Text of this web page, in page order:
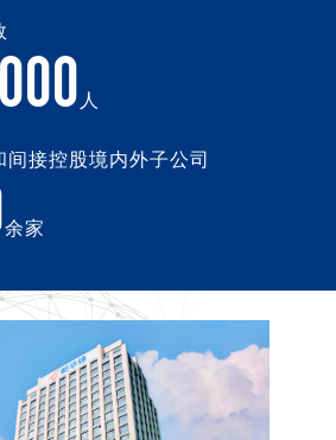
人
间接控股境内外子公司
余家